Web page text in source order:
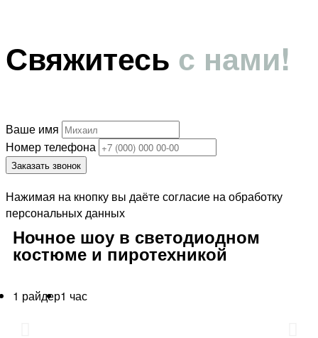
Свяжитесь с нами!
Ваше имя
Номер телефона
Заказать звонок
Нажимая на кнопку вы даёте согласие на обработку
персональных данных
Ночное шоу в светодиодном
костюме и пиротехникой
1 райдер1 час